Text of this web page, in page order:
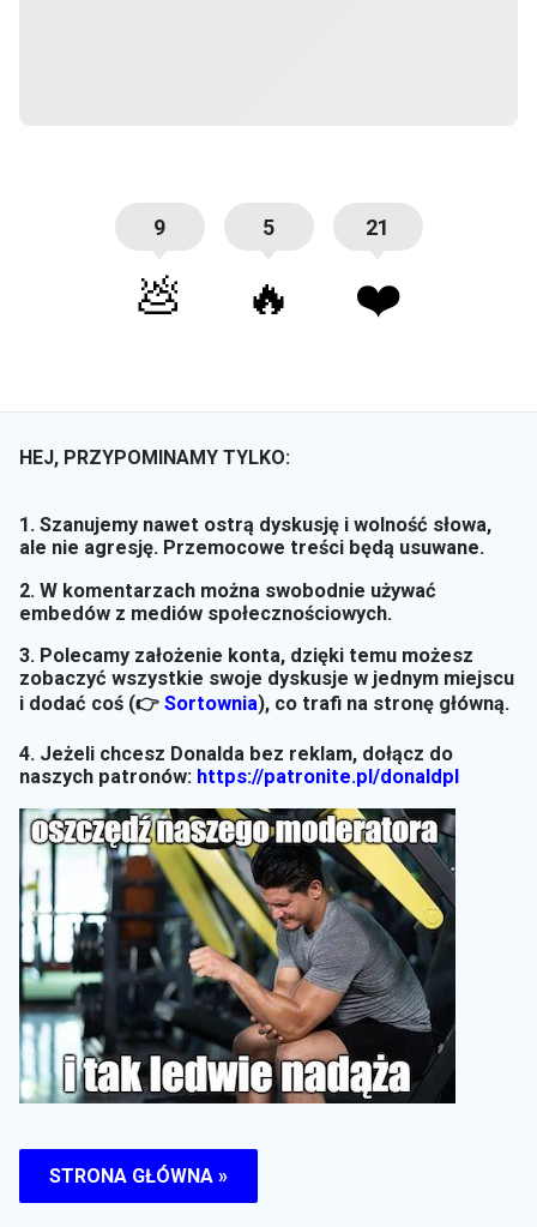
9
💩
5
🔥
21
❤️
HEJ, PRZYPOMINAMY TYLKO:
1. Szanujemy nawet ostrą dyskusję i wolność słowa,
ale nie agresję. Przemocowe treści będą usuwane.
2. W komentarzach można swobodnie używać
embedów z mediów społecznościowych.
3. Polecamy założenie konta, dzięki temu możesz
zobaczyć wszystkie swoje dyskusje w jednym miejscu
i dodać coś (👉 Sortownia), co trafi na stronę główną.
4. Jeżeli chcesz Donalda bez reklam, dołącz do
naszych patronów: https://patronite.pl/donaldpl
STRONA GŁÓWNA »